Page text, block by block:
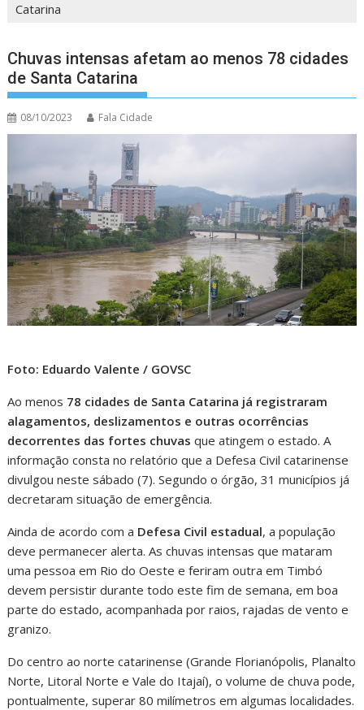
Catarina
Chuvas intensas afetam ao menos 78 cidades
de Santa Catarina
08/10/2023 Fala Cidade
Foto: Eduardo Valente / GOVSC
Ao menos 78 cidades de Santa Catarina já registraram
alagamentos, deslizamentos e outras ocorrências
decorrentes das fortes chuvas que atingem o estado. A
informação consta no relatório que a Defesa Civil catarinense
divulgou neste sábado (7). Segundo o órgão, 31 municípios já
decretaram situação de emergência.
Ainda de acordo com a Defesa Civil estadual, a população
deve permanecer alerta. As chuvas intensas que mataram
uma pessoa em Rio do Oeste e feriram outra em Timbó
devem persistir durante todo este fim de semana, em boa
parte do estado, acompanhada por raios, rajadas de vento e
granizo.
Do centro ao norte catarinense (Grande Florianópolis, Planalto
Norte, Litoral Norte e Vale do Itajaí), o volume de chuva pode,
pontualmente, superar 80 milímetros em algumas localidades.